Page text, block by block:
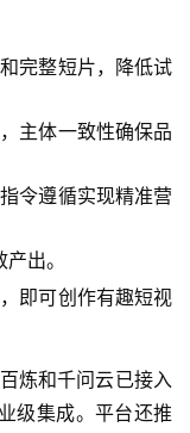
完整短片，降低试
主体一致性确保品
令遵循实现精准营
出。
即可创作有趣短视
炼和千问云已接入
级集成。平台还推